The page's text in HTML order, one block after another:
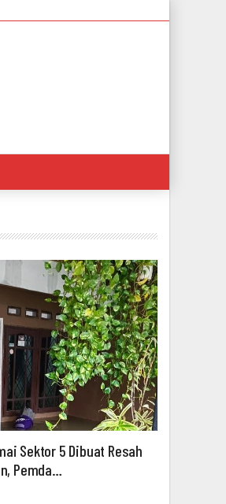
Sektor 5 Dibuat Resah
Pemda…